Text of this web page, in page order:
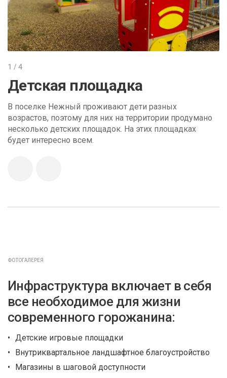
1 / 4
Детская площадка
В поселке Нежный проживают дети разных
возрастов, поэтому для них на территории продумано
несколько детских площадок. На этих площадках
будет интересно всем.
ФОТОГАЛЕРЕЯ
Инфраструктура включает в себя
все необходимое для жизни
современного горожанина:
Детские игровые площадки
Внутриквартальное ландшафтное благоустройство
Магазины в шаговой доступности